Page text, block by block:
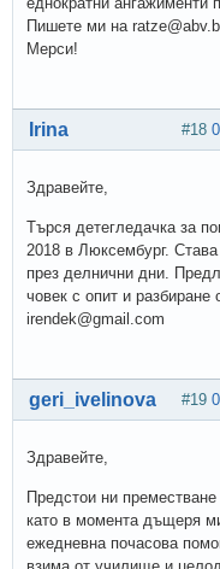
Пишете ми на
Мерси!
#18
Irina
Здравейте,
Търся детегледачка за
2018 в Люксембург.
през делнични дни.
човек с опит и
irendek@gmail.com
#19
geri_ivelinova
Здравейте,
Предстои ни
като в момента дъщеря
ежедневна почасова